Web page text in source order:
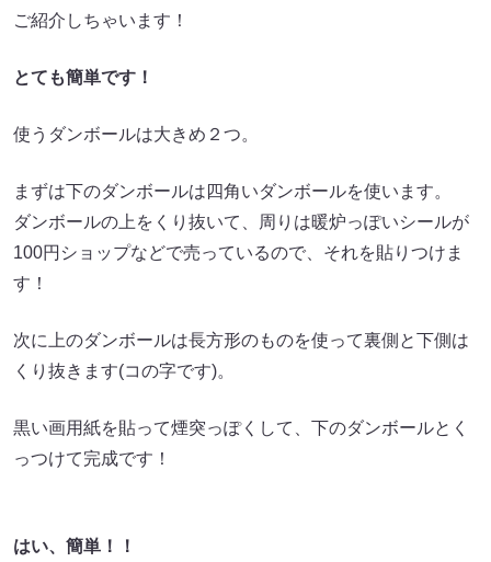
ご紹介しちゃいます！
とても簡単です！
使うダンボールは大きめ２つ。
まずは下のダンボールは四角いダンボールを使います。
ダンボールの上をくり抜いて、周りは暖炉っぽいシールが
100円ショップなどで売っているので、それを貼りつけま
す！
次に上のダンボールは長方形のものを使って裏側と下側は
くり抜きます(コの字です)。
黒い画用紙を貼って煙突っぽくして、下のダンボールとく
っつけて完成です！
はい、簡単！！